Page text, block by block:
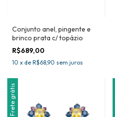
Conjunto anel, pingente e
brinco prata c/ topázio
R$689,00
10 x de R$68,90 sem juros
Frete grátis